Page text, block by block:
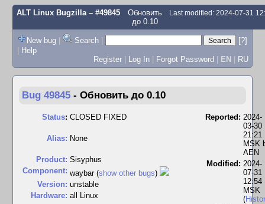
ALT Linux Bugzilla– #49845
Обновить
до 0.10
Last modified: 2024-07-31
New bug | Search |
[?]
| Help
Register | Log In | Forgot Password | EN | RU
Bug 49845 - Обновить до 0.10
Status: CLOSED FIXED
Alias: None
Product: Sisyphus
Component: waybar (show other bugs)
Version: unstable
Hardware: all Linux
Reported: 2024-
03-30
21:21
MSK
AEN
Modified: 2024-
07-31
12:54
MSK
(